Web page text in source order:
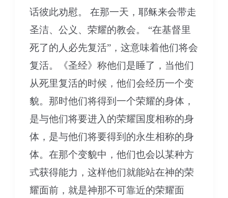
话彼此劝慰。 在那一天，耶稣来会带走
圣洁、公义、荣耀的教会。 “在基督里
死了的人必先复活”，这意味着他们将会
复活。《圣经》称他们是睡了，当他们
从死里复活的时候，他们会经历一个变
貌。那时他们将得到一个荣耀的身体，
是与他们将要进入的荣耀国度相称的身
体，是与他们将要得到的永生相称的身
体。在那个变貌中，他们也会以某种方
式获得能力，这样他们就能站在神的荣
耀面前，就是神那不可靠近的荣耀面